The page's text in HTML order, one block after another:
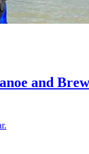
and